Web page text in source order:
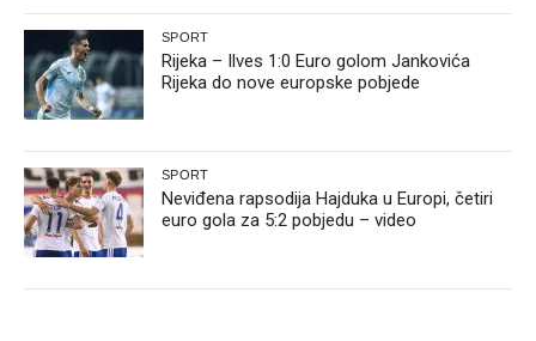
SPORT
Rijeka – Ilves 1:0 Euro golom Jankovića
Rijeka do nove europske pobjede
SPORT
Neviđena rapsodija Hajduka u Europi, četiri
euro gola za 5:2 pobjedu – video